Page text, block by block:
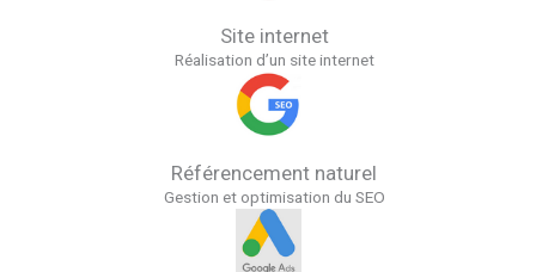
Site internet
Réalisation d’un site internet
Référencement naturel
Gestion et optimisation du SEO